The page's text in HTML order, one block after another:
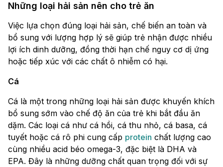
Những loại hải sản nên cho trẻ ăn
Việc lựa chọn đúng loại hải sản, chế biến an toàn và
bổ sung với lượng hợp lý sẽ giúp trẻ nhận được nhiều
lợi ích dinh dưỡng, đồng thời hạn chế nguy cơ dị ứng
hoặc tiếp xúc với các chất ô nhiễm có hại.
Cá
Cá là một trong những loại hải sản được khuyến khích
bổ sung sớm vào chế độ ăn của trẻ khi bắt đầu ăn
dặm. Các loại cá như cá hồi, cá thu nhỏ, cá basa, cá
tuyết hoặc cá rô phi cung cấp protein chất lượng cao
cùng nhiều acid béo omega-3, đặc biệt là DHA và
EPA. Đây là những dưỡng chất quan trọng đối với sự